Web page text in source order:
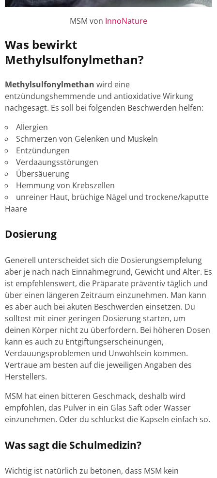
MSM von InnoNature
Was bewirkt
Methylsulfonylmethan?
Methylsulfonylmethan wird eine
entzündungshemmende und antioxidative Wirkung
nachgesagt. Es soll bei folgenden Beschwerden helfen:
Allergien
Schmerzen von Gelenken und Muskeln
Entzündungen
Verdaaungsstörungen
Übersäuerung
Hemmung von Krebszellen
unreiner Haut, brüchige Nägel und trockene/kaputte
Haare
Dosierung
Generell unterscheidet sich die Dosierungsempfelung
aber je nach nach Einnahmegrund, Gewicht und Alter. Es
ist empfehlenswert, die Präparate präventiv täglich und
über einen längeren Zeitraum einzunehmen. Man kann
es aber auch bei akuten Beschwerden einsetzen. Du
solltest mit einer geringen Dosierung starten, um
deinen Körper nicht zu überfordern. Bei höheren Dosen
kann es auch zu Entgiftungserscheinungen,
Verdauungsproblemen und Unwohlsein kommen.
Vertraue am besten auf die jeweiligen Angaben des
Herstellers.
MSM hat einen bitteren Geschmack, deshalb wird
empfohlen, das Pulver in ein Glas Saft oder Wasser
einzunehmen. Oder du schluckst die Kapseln einfach so.
Was sagt die Schulmedizin?
Wichtig ist natürlich zu betonen, dass MSM kein